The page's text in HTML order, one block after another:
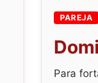
PAREJA
Para